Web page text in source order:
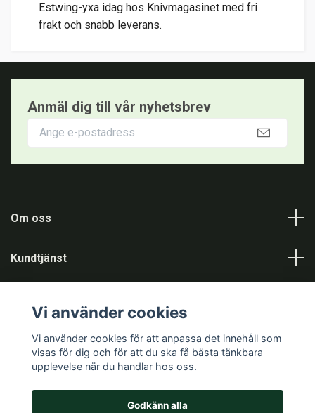
Estwing-yxa idag hos Knivmagasinet med fri
frakt och snabb leverans.
Anmäl dig till vår nyhetsbrev
Om oss
Kundtjänst
Sociala medier
Vi använder cookies
Vi använder cookies för att anpassa det innehåll som
visas för dig och för att du ska få bästa tänkbara
upplevelse när du handlar hos oss.
Godkänn alla